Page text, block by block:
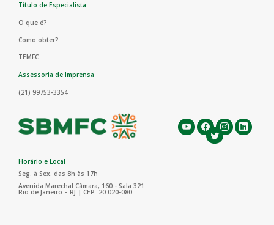
Título de Especialista
O que é?
Como obter?
TEMFC
Assessoria de Imprensa
(21) 99753-3354
Horário e Local
Seg. à Sex. das 8h às 17h
Avenida Marechal Câmara, 160 - Sala 321
Rio de Janeiro – RJ | CEP: 20.020-080